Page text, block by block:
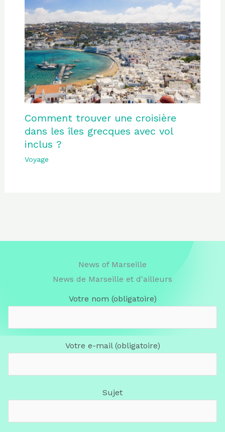
Comment trouver une croisière
dans les îles grecques avec vol
inclus ?
Voyage
News of Marseille
News de Marseille et d'ailleurs
Votre nom (obligatoire)
Votre e-mail (obligatoire)
Sujet